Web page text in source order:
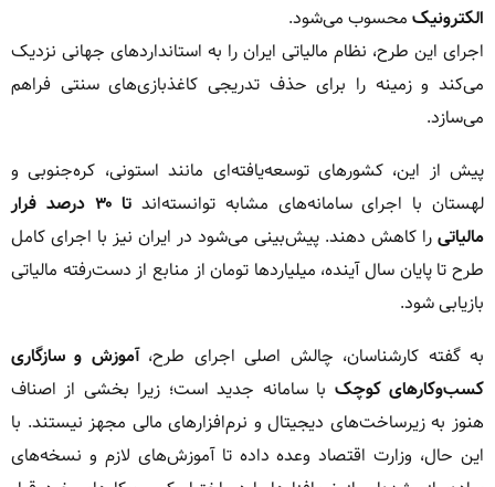
الکترونیک محسوب می‌شود.
اجرای این طرح، نظام مالیاتی ایران را به استانداردهای جهانی نزدیک
می‌کند و زمینه را برای حذف تدریجی کاغذبازی‌های سنتی فراهم
می‌سازد.
پیش از این، کشورهای توسعه‌یافته‌ای مانند استونی، کره‌جنوبی و
لهستان با اجرای سامانه‌های مشابه توانسته‌اند
تا ۳۰ درصد فرار
مالیاتی را کاهش دهند. پیش‌بینی می‌شود در ایران نیز با اجرای کامل
طرح تا پایان سال آینده، میلیاردها تومان از منابع از دست‌رفته مالیاتی
بازیابی شود.
به گفته کارشناسان، چالش اصلی اجرای طرح،آموزش و سازگاری
کسب‌وکارهای کوچک با سامانه جدید است؛ زیرا بخشی از اصناف
هنوز به زیرساخت‌های دیجیتال و نرم‌افزارهای مالی مجهز نیستند. با
این حال، وزارت اقتصاد وعده داده تا آموزش‌های لازم و نسخه‌های